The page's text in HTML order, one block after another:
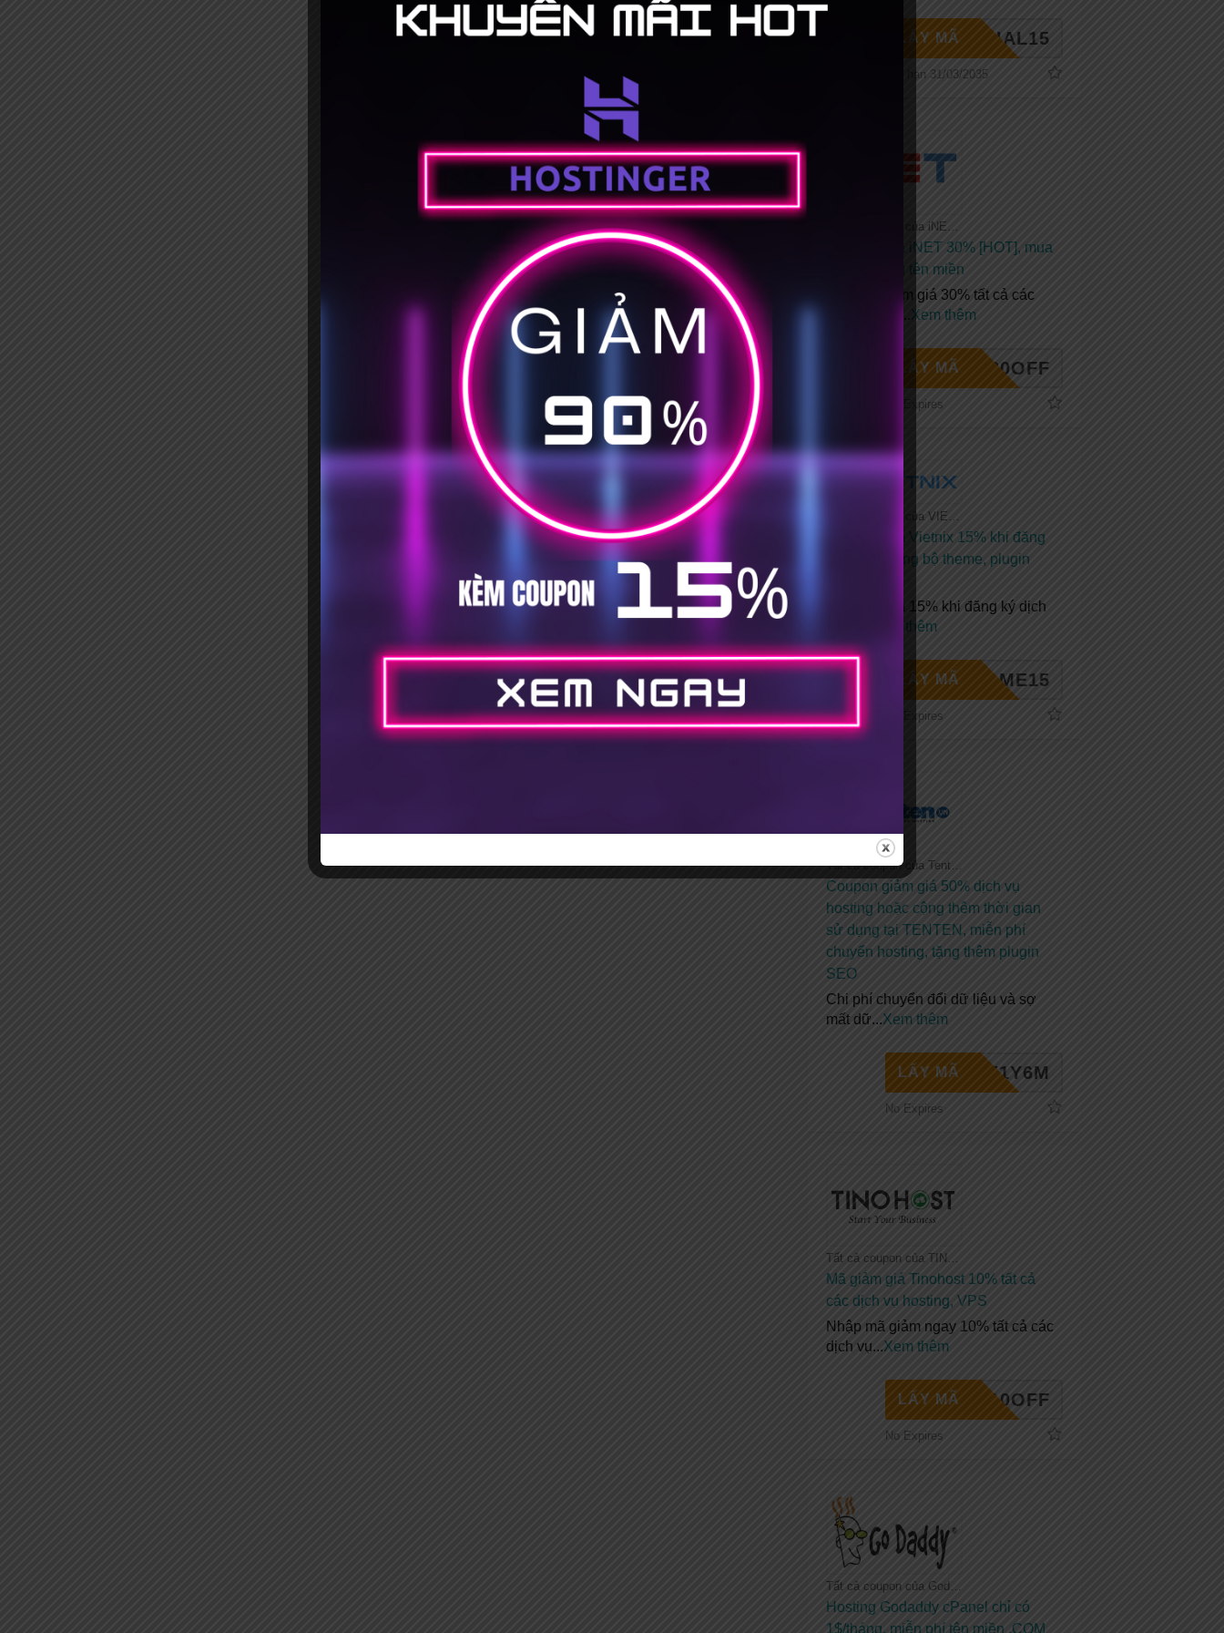
PECIAL15
LẤY MÃ
Hết hạn 31/03/2035
Tất cả coupon của iNET
Mã giảm giá iNET 30% [HOT], mua
hosting tặng tên miền
Coupon giảm giá 30% tất cả các
... Xem thêm
NET30OFF
LẤY MÃ
No Expires
Mã giảm giá Vietnix 15% khi đăng
ký mới + Tặng bộ theme, plugin
Mã giảm giá 15% khi đăng ký dịch
Xem thêm
ELCOME15
LẤY MÃ
No Expires
Tất cả coupon của Tenten
Coupon giảm giá 50% dịch vụ
hosting hoặc cộng thêm thời gian
sử dụng tại TENTEN, miễn phí
chuyển hosting, tặng thêm plugin
SEO
Chi phí chuyển đổi dữ liệu và sợ
mất dữ...Xem thêm
HE1Y6M
LẤY MÃ
No Expires
Tất cả coupon của TINOHOST
Mã giảm giá Tinohost 10% tất cả
các dịch vụ hosting, VPS
Nhập mã giảm ngay 10% tất cả các
dịch vụ...Xem thêm
INO10OFF
LẤY MÃ
No Expires
Hosting Godaddy cPanel chỉ có
1$/tháng, miễn phí tên miền .COM